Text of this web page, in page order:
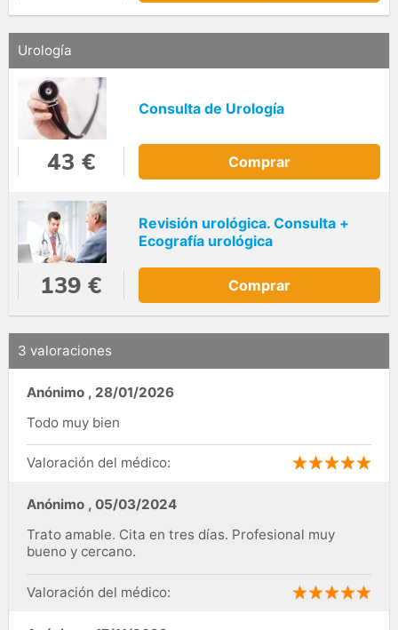
Urología
Consulta de Urología
43 € Comprar
Revisión urológica. Consulta +
Ecografía urológica
139 € Comprar
3 valoraciones
Anónimo , 28/01/2026
Todo muy bien
Valoración del médico:
Anónimo , 05/03/2024
Trato amable. Cita en tres días. Profesional muy
bueno y cercano.
Valoración del médico: